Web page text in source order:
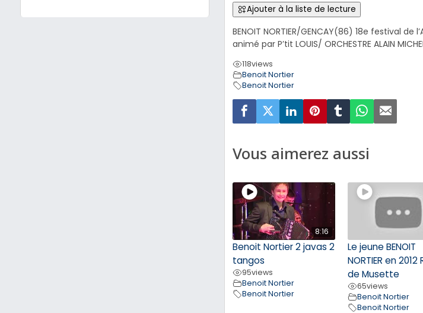
Ajouter à la liste de lecture
BENOIT NORTIER/GENCAY(86) 18e festival de
animé par P’tit LOUIS/ ORCHESTRE ALAIN
118views
Benoit Nortier
Benoit Nortier
Vous aimerez aussi
8:16
Benoit Nortier 2 javas 2
tangos
95views
Benoit Nortier
Benoit Nortier
Le jeune BENOIT
NORTIER en 2012
de Musette
65views
Benoit Nortier
Benoit Nortier